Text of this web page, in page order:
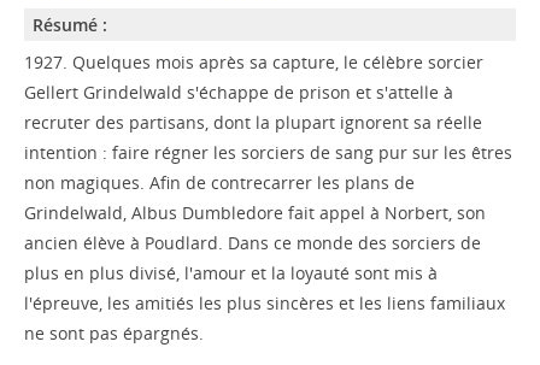
Résumé :
1927. Quelques mois après sa capture, le célèbre sorcier
Gellert Grindelwald s'échappe de prison et s'attelle à
recruter des partisans, dont la plupart ignorent sa réelle
intention : faire régner les sorciers de sang pur sur les êtres
non magiques. Afin de contrecarrer les plans de
Grindelwald, Albus Dumbledore fait appel à Norbert, son
ancien élève à Poudlard. Dans ce monde des sorciers de
plus en plus divisé, l'amour et la loyauté sont mis à
l'épreuve, les amitiés les plus sincères et les liens familiaux
ne sont pas épargnés.